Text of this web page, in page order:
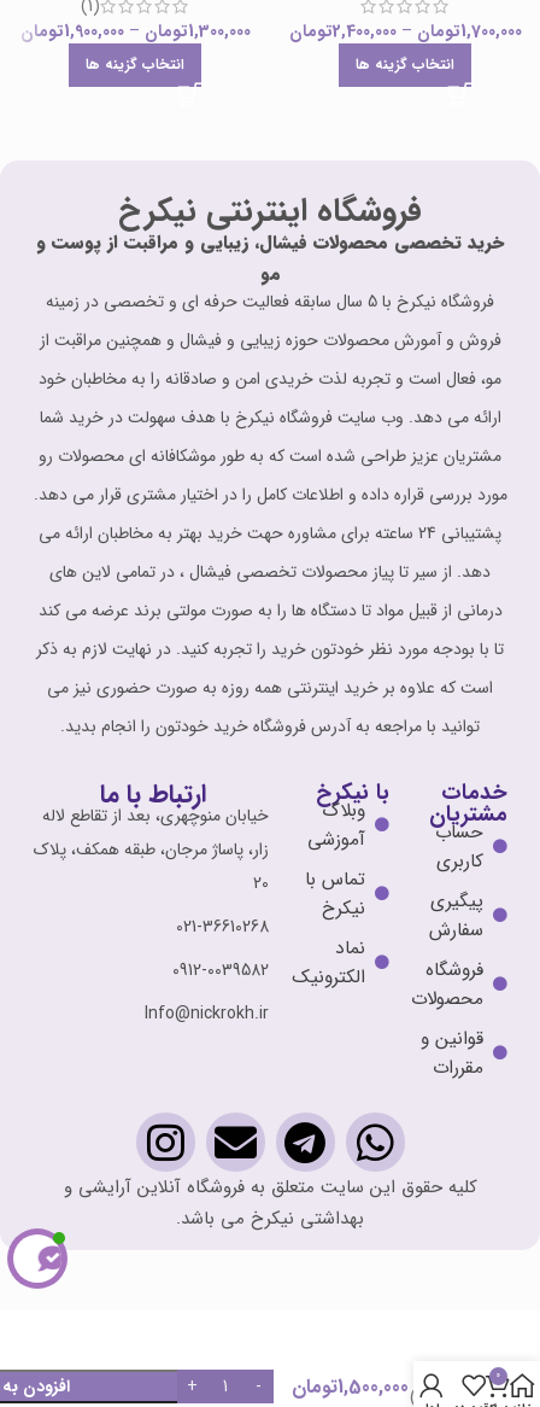
1,700,000تومان –
2,400,000تومان
انتخاب گزینه ها
(1)
1,300,000تومان –
1,900,000تومان
انتخاب گزینه ها
فروشگاه اینترنتی نیکرخ
خرید تخصصی محصولات فیشال، زیبایی و مراقبت از پوست و
مو
فروشگاه نیکرخ با 5 سال سابقه فعالیت حرفه ای و تخصصی در زمینه
فروش و آمورش محصولات حوزه زیبایی و فیشال و همچنین مراقبت از
مو، فعال است و تجربه لذت خریدی امن و صادقانه را به مخاطبان خود
ارائه می دهد. وب سایت فروشگاه نیکرخ با هدف سهولت در خرید شما
مشتریان عزیز طراحی شده است که به طور موشکافانه ای محصولات رو
مورد بررسی قراره داده و اطلاعات کامل را در اختیار مشتری قرار می دهد.
پشتیبانی 24 ساعته برای مشاوره حهت خرید بهتر به مخاطبان ارائه می
دهد. از سیر تا پیاز محصولات تخصصی فیشال ، در تمامی لاین های
درمانی از قبیل مواد تا دستگاه ها را به صورت مولتی برند عرضه می کند
تا با بودجه مورد نظر خودتون خرید را تجربه کنید. در نهایت لازم به ذکر
است که علاوه بر خرید اینترنتی همه روزه به صورت حضوری نیز می
توانید با مراجعه به آدرس فروشگاه خرید خودتون را انجام بدید.
خدمات
مشتریان
حساب
کاربری
پیگیری
سفارش
فروشگاه
محصولات
قوانین و
مقررات
با نیکرخ
وبلاگ
آموزشی
تماس با
نیکرخ
نماد
الکترونیک
ارتباط با ما
خیابان منوچهری، بعد از تقاطع لاله
زار، پاساژ مرجان، طبقه همکف، پلاک
20
021-36610268
0912-0039582
Info@nickrokh.ir
کلیه حقوق این سایت متعلق به فروشگاه آنلاین آرایشی و
بهداشتی نیکرخ می باشد.
کننده
(ریوایو)1,500,000تومان افزودن 0